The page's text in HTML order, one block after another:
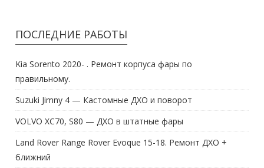
ПОСЛЕДНИЕ РАБОТЫ
Kia Sorento 2020- . Ремонт корпуса фары по
правильному.
Suzuki Jimny 4 — Кастомные ДХО и поворот
VOLVO XC70, S80 — ДХО в штатные фары
Land Rover Range Rover Evoque 15-18. Ремонт ДХО +
ближний